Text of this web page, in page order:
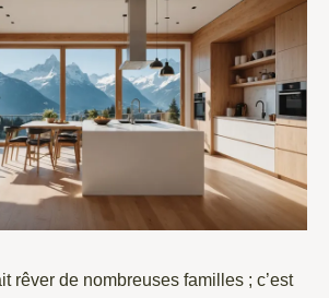
rêver de nombreuses familles ; c’est